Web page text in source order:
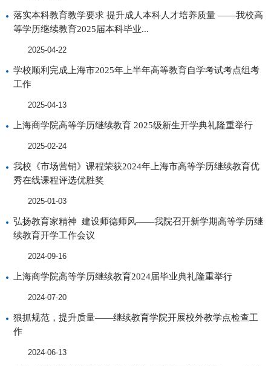
落实本科教育教学要求 提升成人本科人才培养质量 ——我校高
等学历继续教育2025届本科毕业...
2025-04-22
学校顺利完成上海市2025年上半年高等教育自学考试考点组考
工作
2025-04-13
上海商学院高等学历继续教育 2025级新生开学典礼隆重举行
2025-02-24
我校《市场营销》课程荣获2024年上海市高等学历继续教育优
秀在线课程评选优胜奖
2025-01-03
弘扬教育家精神 建设师德师风——我院召开新学期高等学历继
续教育开学工作会议
2024-09-16
上海商学院高等学历继续教育2024届毕业典礼隆重举行
2024-07-20
狠抓规范，提升质量——继续教育学院开展校外教学点检查工
作
2024-06-13